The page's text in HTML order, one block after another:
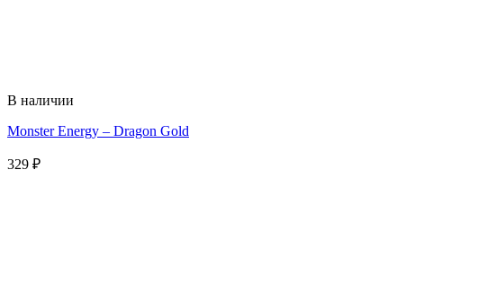
В наличии
Monster Energy – Dragon Gold
329 ₽